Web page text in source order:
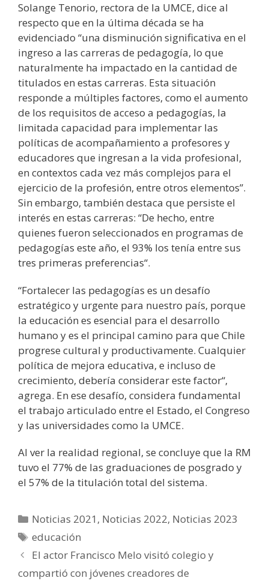
Solange Tenorio, rectora de la UMCE, dice al
respecto que en la última década se ha
evidenciado “una disminución significativa en el
ingreso a las carreras de pedagogía, lo que
naturalmente ha impactado en la cantidad de
titulados en estas carreras. Esta situación
responde a múltiples factores, como el aumento
de los requisitos de acceso a pedagogías, la
limitada capacidad para implementar las
políticas de acompañamiento a profesores y
educadores que ingresan a la vida profesional,
en contextos cada vez más complejos para el
ejercicio de la profesión, entre otros elementos”.
Sin embargo, también destaca que persiste el
interés en estas carreras: “De hecho, entre
quienes fueron seleccionados en programas de
pedagogías este año, el 93% los tenía entre sus
tres primeras preferencias“.
“Fortalecer las pedagogías es un desafío
estratégico y urgente para nuestro país, porque
la educación es esencial para el desarrollo
humano y es el principal camino para que Chile
progrese cultural y productivamente. Cualquier
política de mejora educativa, e incluso de
crecimiento, debería considerar este factor“,
agrega. En ese desafío, considera fundamental
el trabajo articulado entre el Estado, el Congreso
y las universidades como la UMCE.
Al ver la realidad regional, se concluye que la RM
tuvo el 77% de las graduaciones de posgrado y
el 57% de la titulación total del sistema.
Noticias 2021 , Noticias 2022, Noticias 2023
educación
El actor Francisco Melo visitó colegio y
compartió con jóvenes creadores de